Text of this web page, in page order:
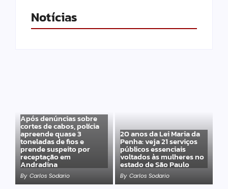
Notícias
Após denúncias sobre
cortes de cabos, polícia
apreende quase 3
toneladas de fios e
prende suspeito por
receptação em
Andradina
By Carlos Sodario
20 anos da Lei Maria da
Penha: veja 21 serviços
públicos essenciais
voltados às mulheres no
estado de São Paulo
By Carlos Sodario